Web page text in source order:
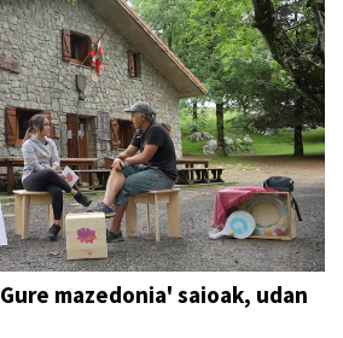
mazedonia' saioak, udan